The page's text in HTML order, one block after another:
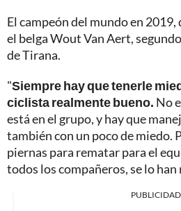
El campeón del mundo en
el belga Wout Van Aert,
de Tirana.
"Siempre hay que tenerle
ciclista realmente bueno. No
está en el grupo, y hay que
también con un poco de miedo.
piernas para rematar para el
todos los compañeros, se lo han
PUBLICIDAD